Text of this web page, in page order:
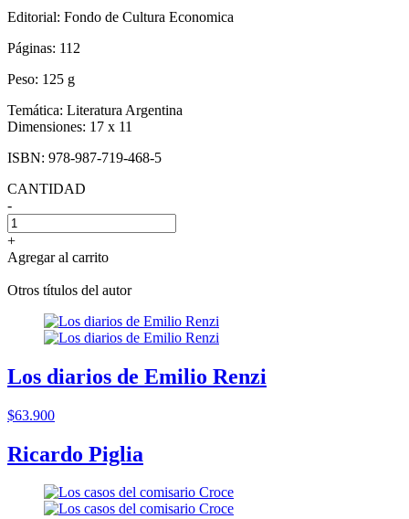
Editorial: Fondo de Cultura Economica
Páginas: 112
Peso: 125 g
Temática: Literatura Argentina
Dimensiones: 17 x 11
ISBN: 978-987-719-468-5
CANTIDAD
-
+
Agregar al carrito
Otros títulos del autor
Los diarios de Emilio Renzi
$63.900
Ricardo Piglia